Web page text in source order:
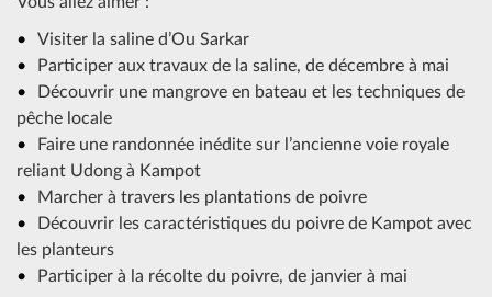
Visiter la saline d’Ou Sarkar
Participer aux travaux de la saline, de décembre à mai
Découvrir une mangrove en bateau et les techniques de
pêche locale
Faire une randonnée inédite sur l’ancienne voie royale
reliant Udong à Kampot
Marcher à travers les plantations de poivre
Découvrir les caractéristiques du poivre de Kampot avec
les planteurs
Participer à la récolte du poivre, de janvier à mai